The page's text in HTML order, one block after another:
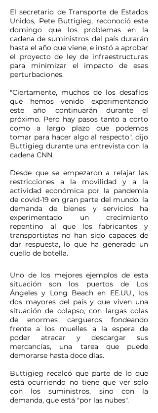
El secretario de Transporte de Estados
Unidos, Pete Buttigieg, reconoció este
domingo que los problemas en la
cadena de suministros del país durarán
hasta el año que viene, e instó a aprobar
el proyecto de ley de infraestructuras
para minimizar el impacto de esas
perturbaciones.
"Ciertamente, muchos de los desafíos
que hemos venido experimentando
este año continuarán durante el
próximo. Pero hay pasos tanto a corto
como a largo plazo que podemos
tomar para hacer algo al respecto", dijo
Buttigieg durante una entrevista con la
cadena CNN.
Desde que se empezaron a relajar las
restricciones a la movilidad y a la
actividad económica por la pandemia
de covid-19 en gran parte del mundo, la
demanda de bienes y servicios ha
experimentado un crecimiento
repentino al que los fabricantes y
transportistas no han sido capaces de
dar respuesta, lo que ha generado un
cuello de botella.
Uno de los mejores ejemplos de esta
situación son los puertos de Los
Ángeles y Long Beach en EE.UU., los
dos mayores del país y que viven una
situación de colapso, con largas colas
de enormes cargueros fondeando
frente a los muelles a la espera de
poder atracar y descargar sus
mercancías, una tarea que puede
demorarse hasta doce días.
Buttigieg recalcó que parte de lo que
está ocurriendo no tiene que ver solo
con los suministros, sino con la
demanda, que está "por las nubes".